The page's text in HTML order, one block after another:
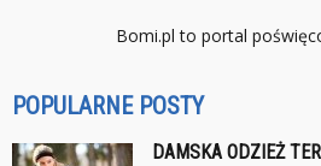
Bomi.pl to portal
POPULARNE POSTY
DAMSKA ODZIEŻ